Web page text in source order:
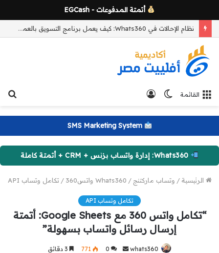
أتمتة المدفوعات - EGCash
نظام الإحالات في Whats360: كيف يعمل برنامج التسويق بالعمولة وآلية التتبع والعمولات خطوة بخطوة
القائمة
الوضع
SMS Marketing System
الرئيسية / وتساب ماركتنج / Whats360 واتس360 / تكامل وتساب API
تكامل وتساب API
“تكامل واتس 360 مع Google Sheets: أتمتة
إرسال رسائل واتساب بسهولة”
whats360
أرسل0
771